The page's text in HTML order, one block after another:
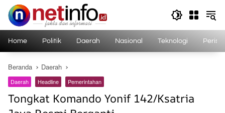
Langsung
konten
Home Politik Daerah Nasional Teknologi
Beranda Daerah
Daerah Headline Pemerintahan
Tongkat Komando Yonif 142/Ksatria